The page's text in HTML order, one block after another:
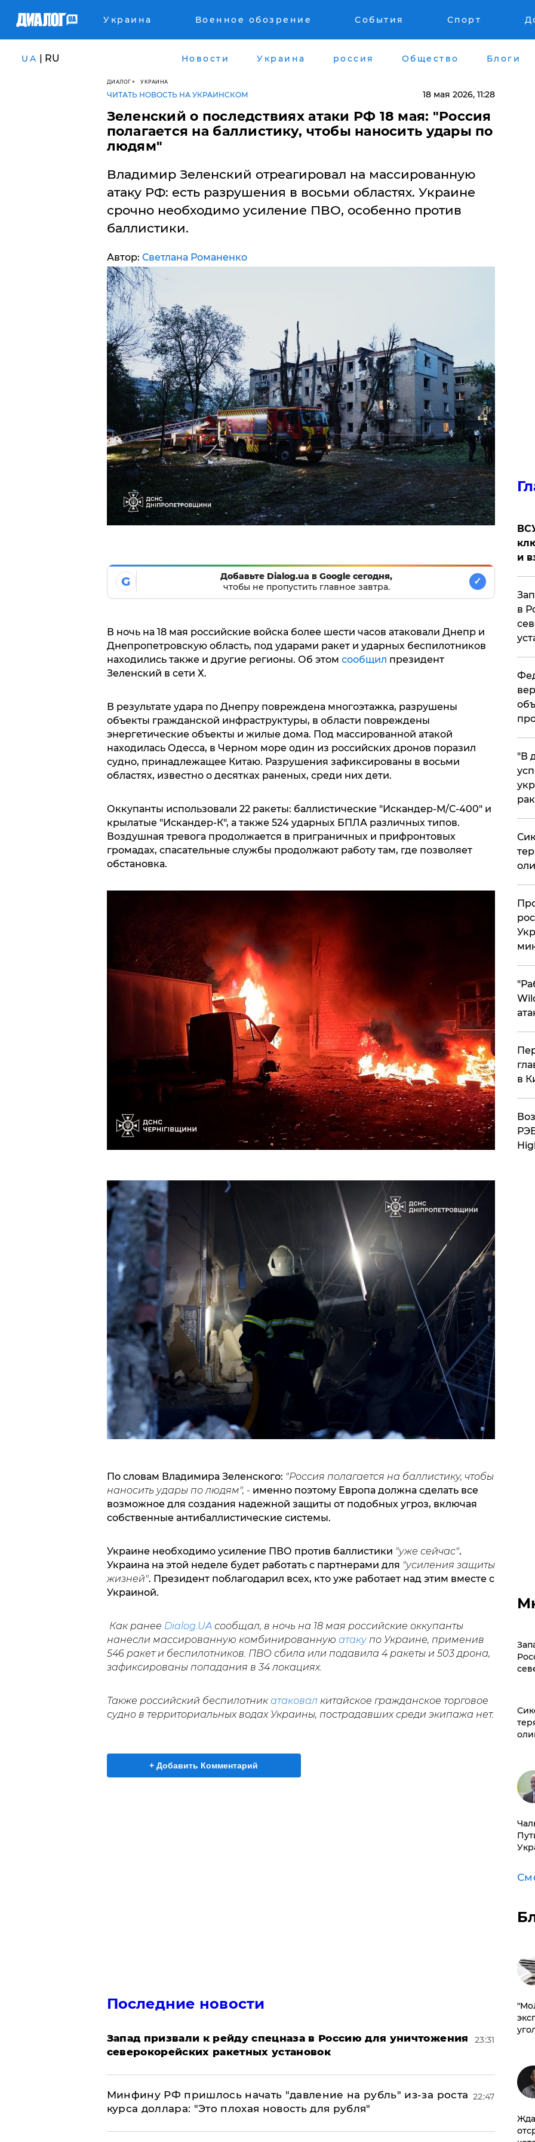
Украина Военное обозрение События Спорт
UA | RU Новости Украина россия Общество Блоги
ДИАЛОГ УКРАИНА
ЧИТАТЬ НОВОСТЬ НА УКРАИНСКОМ 18 мая 2026, 11:28
Зеленский о последствиях атаки РФ 18 мая: "Россия
полагается на баллистику, чтобы наносить удары по
людям"
Владимир Зеленский отреагировал на массированную
атаку РФ: есть разрушения в восьми областях. Украине
срочно необходимо усиление ПВО, особенно против
баллистики.
Автор: Светлана Романенко
G
Добавьте Dialog.ua в Google сегодня,
чтобы не пропустить главное завтра.
✓
В ночь на 18 мая российские войска более шести часов атаковали Днепр и
Днепропетровскую область, под ударами ракет и ударных беспилотников
находились также и другие регионы. Об этом сообщил президент
Зеленский в сети Х.
В результате удара по Днепру повреждена многоэтажка, разрушены
объекты гражданской инфраструктуры, в области повреждены
энергетические объекты и жилые дома. Под массированной атакой
находилась Одесса, в Черном море один из российских дронов поразил
судно, принадлежащее Китаю. Разрушения зафиксированы в восьми
областях, известно о десятках раненых, среди них дети.
Оккупанты использовали 22 ракеты: баллистические "Искандер-М/С-400" и
крылатые "Искандер-К", а также 524 ударных БПЛА различных типов.
Воздушная тревога продолжается в приграничных и прифронтовых
громадах, спасательные службы продолжают работу там, где позволяет
обстановка.
По словам Владимира Зеленского: "Россия полагается на баллистику, чтобы
наносить удары по людям", - именно поэтому Европа должна сделать все
возможное для создания надежной защиты от подобных угроз, включая
собственные антибаллистические системы.
Украине необходимо усиление ПВО против баллистики "уже сейчас".
Украина на этой неделе будет работать с партнерами для "усиления защиты
жизней". Президент поблагодарил всех, кто уже работает над этим вместе с
Украиной.
Как ранее Dialog.UAсообщал, в ночь на 18 мая российские оккупанты
нанесли массированную комбинированную атакупо Украине, применив
546 ракет и беспилотников. ПВО сбила или подавила 4 ракеты и 503 дрона,
зафиксированы попадания в 34 локациях.
Также российский беспилотник атаковал китайское гражданское торговое
судно в территориальных водах Украины, пострадавших среди экипажа нет.
+ Добавить Комментарий
Последние новости
Запад призвали к рейду спецназа в Россию для уничтожения
северокорейских ракетных установок
23:31
Минфину РФ пришлось начать "давление на рубль" из-за роста
курса доллара: "Это плохая новость для рубля"
22:47
и
в
​"В
в